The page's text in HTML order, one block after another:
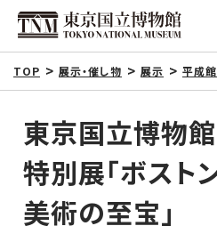
TOP 展示・催し物 展示 平成館
東京国立博物
特別展「ボスト
美術の至宝」